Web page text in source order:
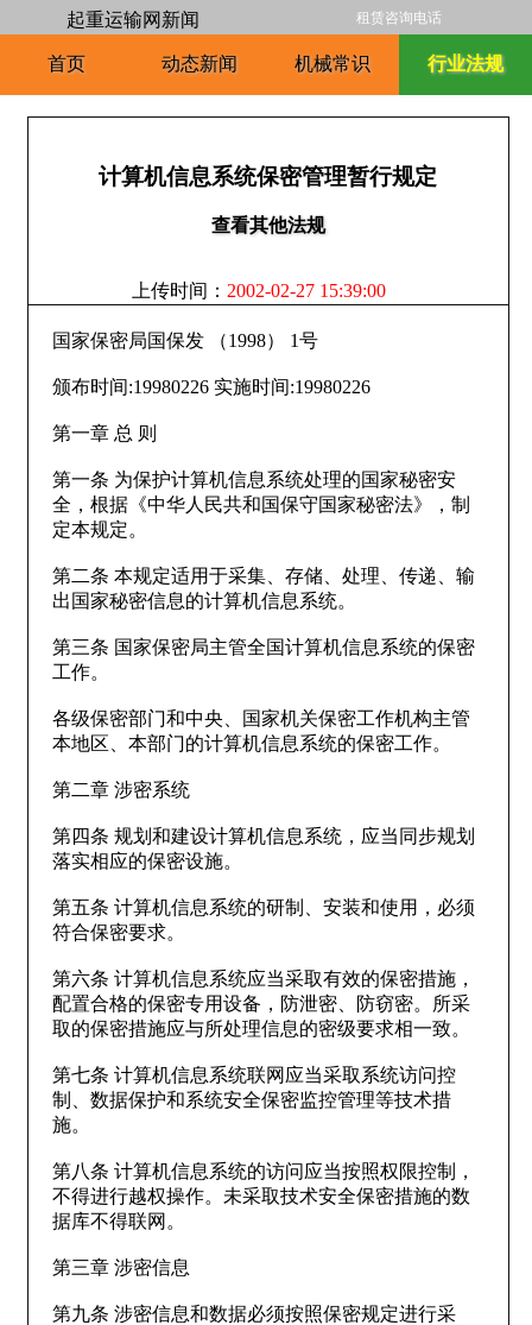
起重运输网新闻 租赁咨询电话
首页 动态新闻 机械常识 行业法规
计算机信息系统保密管理暂行规定
查看其他法规
上传时间： 2002-02-27 15:39:00
国家保密局国保发 （1998） 1号
颁布时间:19980226 实施时间:19980226
第一章 总 则
第一条 为保护计算机信息系统处理的国家秘密安
全，根据《中华人民共和国保守国家秘密法》，制
定本规定。
第二条 本规定适用于采集、存储、处理、传递、输
出国家秘密信息的计算机信息系统。
第三条 国家保密局主管全国计算机信息系统的保密
工作。
各级保密部门和中央、国家机关保密工作机构主管
本地区、本部门的计算机信息系统的保密工作。
第二章 涉密系统
第四条 规划和建设计算机信息系统，应当同步规划
落实相应的保密设施。
第五条 计算机信息系统的研制、安装和使用，必须
符合保密要求。
第六条 计算机信息系统应当采取有效的保密措施，
配置合格的保密专用设备，防泄密、防窃密。所采
取的保密措施应与所处理信息的密级要求相一致。
第七条 计算机信息系统联网应当采取系统访问控
制、数据保护和系统安全保密监控管理等技术措
施。
第八条 计算机信息系统的访问应当按照权限控制，
不得进行越权操作。未采取技术安全保密措施的数
据库不得联网。
第三章 涉密信息
第九条 涉密信息和数据必须按照保密规定进行采